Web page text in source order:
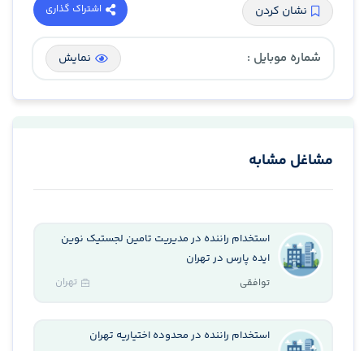
نشان کردن اشتراک گذاری
شماره موبایل : نمایش
مشاغل مشابه
استخدام راننده در مدیریت تامین لجستیک نوین
ایده پارس در تهران
توافقی تهران
استخدام راننده در محدوده اختیاریه تهران